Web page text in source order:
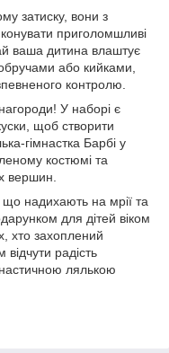
затиску, вони з
приголомшливі
ваша дитина влаштує
або кийками,
контролю.
У наборі є
щоб створити
гімнастка Барбі у
костюмі та
вершин.
надихають на мрії та
для дітей віком
хто захоплений
радість
лялькою